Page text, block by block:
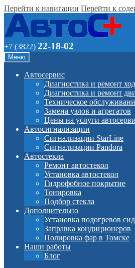
Перейти к навигации Перейти к
+7 (3822) 22-18-02
Меню
Автосервис
Диагностика и ремонт
Диагностика и ремонт
Техническое
Замена узлов и агрегатов
Цены на услуги
Автосигнализации
Сигнализации StarLine
Сигнализации Pandora
Автостекла
Ремонт автостекол
Установка автостекол
Гидрофобное покрытие
Тонировка
Подбор стекла
Дополнительно
Установка подогревов
Заправка кондиционеров
Полировка фар в Томске
Наши работы
Блог